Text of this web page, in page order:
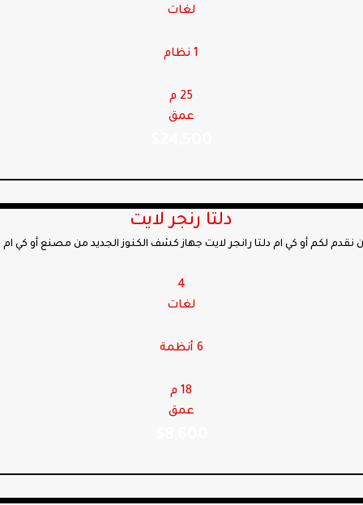
لغات
1 نظام
25 م
عمق
دلتا رنجر لايت
نقدم لكم أو كي ام دلتا رانجر لايت جهاز كشف الكنوز الجديد من مصنع أو كي ام
4
لغات
6 أنظمة
18 م
عمق